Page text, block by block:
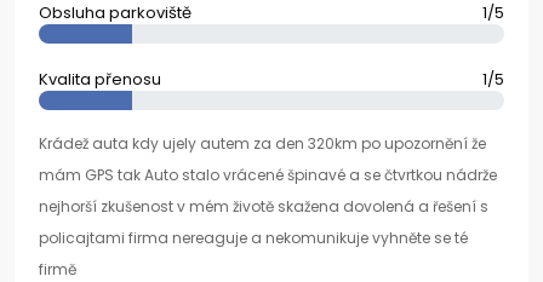
Obsluha parkoviště 1/5
Kvalita přenosu 1/5
Krádež auta kdy ujely autem za den 320km po upozornění že
mám GPS tak Auto stalo vrácené špinavé a se čtvrtkou nádrže
nejhorší zkušenost v mém životě skažena dovolená a řešení s
policajtami firma nereaguje a nekomunikuje vyhněte se té
firmě